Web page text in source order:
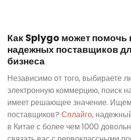
Как Splygo может помочь
надежных поставщиков
бизнеса
Независимо от того, выбираете
электронную коммерцию, поиск
имеет решающее значение.
поставщиков? Сплайго,
в Китае с более чем 1000